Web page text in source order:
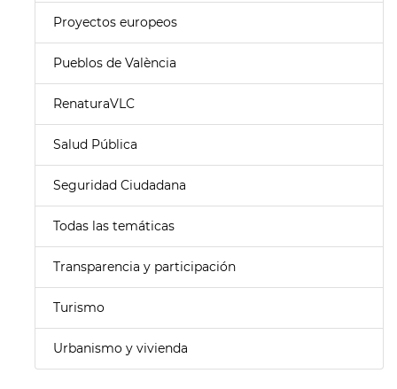
Proyectos europeos
Pueblos de València
RenaturaVLC
Salud Pública
Seguridad Ciudadana
Todas las temáticas
Transparencia y participación
Turismo
Urbanismo y vivienda